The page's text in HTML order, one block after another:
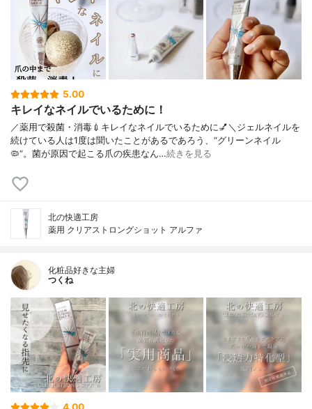
5.00
キレイなネイルでいるために！
／薬用で殺菌・消毒💉キレイなネイルでいるために💅＼ジェルネイルを
続けている人は1度は聞いたことがあるであろう、“グリーンネイル
🦠“。菌が原因で起こる爪の疾患なん…続きを見る
北の快適工房
薬用 クリアストロングショット アルファ
化粧品好きな主婦
つくね